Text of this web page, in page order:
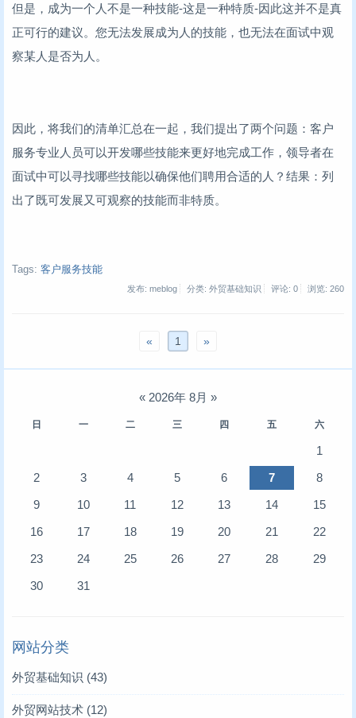
但是，成为一个人不是一种技能-这是一种特质-因此这并不是真
正可行的建议。您无法发展成为人的技能，也无法在面试中观
察某人是否为人。
因此，将我们的清单汇总在一起，我们提出了两个问题：客户
服务专业人员可以开发哪些技能来更好地完成工作，领导者在
面试中可以寻找哪些技能以确保他们聘用合适的人？结果：列
出了既可发展又可观察的技能而非特质。
Tags: 客户服务技能
发布: meblog 分类: 外贸基础知识 评论: 0 浏览: 260
« 1 »
« 2026年 8月 »
日 一 二 三 四 五 六
1
2
3 4 5 6 7
8
9
10 11 12 13 14
15
16
17 18 19 20 21
22
23
24 25 26 27 28
29
30
31
网站分类
外贸基础知识 (43)
外贸网站技术 (12)